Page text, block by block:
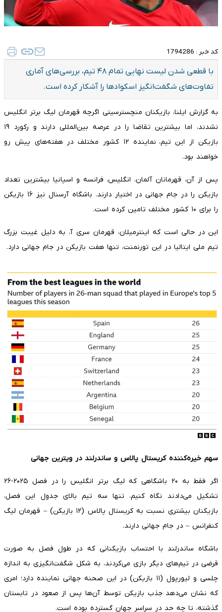
کد خبر : 1794286
با قطعی شدن لیست نهایی تمام ۴۸ تیم، بررسی‌های آماری
تفاوت‌های شگفت‌انگیز اسکوادها را آشکار کرده است.
به گزارش ایلنا، بازیکنان منچسترسیتی اگرچه قهرمان لیگ برتر انگلیس
نشدند، اما بیشترین تقاضا را در عرصه بین‌المللی دارند و رکورد ۱۹
بازیکن از این تیم، نماینده ۱۲ کشور مختلف در هفته‌های پیش رو
خواهند بود.
پس از آن، قهرمانان آلمان، انگلیس، فرانسه و اسپانیا بیشترین تعداد
بازیکن را در جام جهانی در اختیار دارند. باشگاه آرسنال نیز ۱۶ بازیکن
را برای ۱۰ کشور مختلف تامین کرده است.
این در حالی است که اینترمیلان، قهرمان سری آ، به دلیل غیبت بزرگ
تیم ملی ایتالیا در این تورنمنت، تنها هفت بازیکن در جام جهانی دارد.
سهم خیره‌کننده کریستال پالاس و ساندرلند در ویترین جهانی
اگر فقط به ۲۰ باشگاهی که لیگ برتر انگلیس را در فصل ۲۰۲۵-۲۶
تشکیل می‌دادند نگاه کنیم، تنها سه تیم بالای جدول این فصل،
بازیکنان بیشتری نسبت به کریستال پالاس (۱۲ بازیکن) – قهرمان لیگ
کنفرانس – در جام جهانی دارند.
باشگاه ساندرلند با احتساب بازیکنانی که در طول فصل به صورت
قرضی در تیم‌های دیگر بازی می‌کردند، به شکل شگفت‌انگیزی به اندازه
چلسی و لیورپول (۱۱ بازیکن) در این صحنه جهانی نماینده دارد؛ امری
که نشان می‌دهد جذب بازیکن توسط آن‌ها پس از صعود در تابستان
گذشته، تا چه حد در سراسر جهان گسترده بوده است.